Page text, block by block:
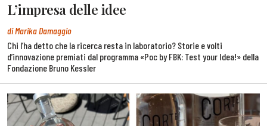
L’impresa delle idee
di Marika Damaggio
Chi l’ha detto che la ricerca resta in laboratorio? Storie e volti
d’innovazione premiati dal programma «Poc by FBK: Test your Idea!» della
Fondazione Bruno Kessler